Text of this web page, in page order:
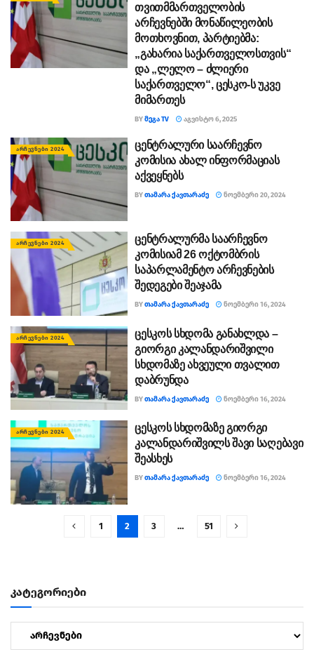
თვითმმართველობის
არჩევნებში მონაწილეობის
მოთხოვნით, პარტიებმა:
„გახარია საქართველოსთვის“
და „ლელო – ძლიერი
საქართველო“, ცესკო-ს უკვე
მიმართეს
BYᲛᲔᲒᲐ TV ᲐᲒᲕᲘᲡᲢᲝ 6, 2025
ᲐᲠᲩᲔᲕᲜᲔᲑᲘ 2024
ცენტრალური საარჩევნო
კომისია ახალ ინფორმაციას
აქვეყნებს
BYᲗᲐᲛᲐᲠᲐ ᲥᲐᲕᲗᲐᲠᲐᲫᲔ ᲜᲝᲔᲛᲑᲔᲠᲘ 20, 2024
ᲐᲠᲩᲔᲕᲜᲔᲑᲘ 2024
ცენტრალურმა საარჩევნო
კომისიამ 26 ოქტომბრის
საპარლამენტო არჩევნების
შედეგები შეაჯამა
BYᲗᲐᲛᲐᲠᲐ ᲥᲐᲕᲗᲐᲠᲐᲫᲔ ᲜᲝᲔᲛᲑᲔᲠᲘ 16, 2024
ᲐᲠᲩᲔᲕᲜᲔᲑᲘ 2024
ცესკოს სხდომა განახლდა –
გიორგი კალანდარიშვილი
სხდომაზე ახვეული თვალით
დაბრუნდა
BYᲗᲐᲛᲐᲠᲐ ᲥᲐᲕᲗᲐᲠᲐᲫᲔ ᲜᲝᲔᲛᲑᲔᲠᲘ 16, 2024
ᲐᲠᲩᲔᲕᲜᲔᲑᲘ 2024
ცესკოს სხდომაზე გიორგი
კალანდარიშვილს შავი საღებავი
შეასხეს
BYᲗᲐᲛᲐᲠᲐ ᲥᲐᲕᲗᲐᲠᲐᲫᲔ ᲜᲝᲔᲛᲑᲔᲠᲘ 16, 2024
1 2 3 … 51
კატეგორიები
კატეგორიები